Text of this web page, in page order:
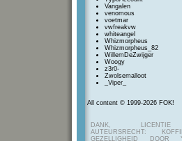
Vangalen
venomous
voetmar
vwfreakvw
whiteangel
Whizmorpheus
Whizmorpheus_82
WillemDeZwijger
Woogy
z3r0-
Zwolsemalloot
_Viper_
All content © 1999-2026 FOK!
DANK,
AUTEURSRECHT:
GEZELLIGHEID DOOR